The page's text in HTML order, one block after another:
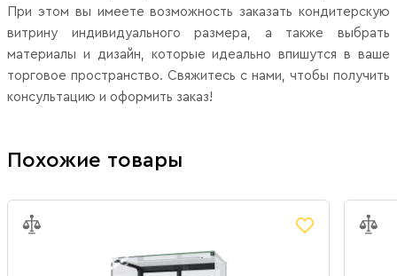
При этом вы имеете возможность заказать кондитерскую
витрину индивидуального размера, а также выбрать
материалы и дизайн, которые идеально впишутся в ваше
торговое пространство. Свяжитесь с нами, чтобы получить
консультацию и оформить заказ!
Похожие товары